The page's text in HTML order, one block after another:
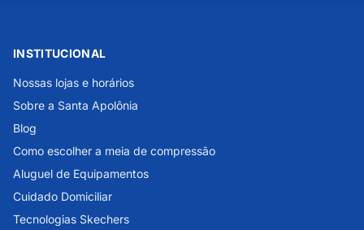
INSTITUCIONAL
Nossas lojas e horários
Sobre a Santa Apolônia
Blog
Como escolher a meia de compressão
Aluguel de Equipamentos
Cuidado Domiciliar
Tecnologias Skechers